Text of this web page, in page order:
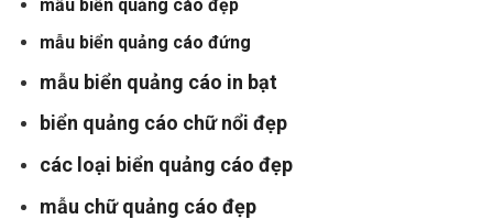
mẫu biển quảng cáo đẹp
mẫu biển quảng cáo đứng
mẫu biển quảng cáo in bạt
biển quảng cáo chữ nổi đẹp
các loại biển quảng cáo đẹp
mẫu chữ quảng cáo đẹp